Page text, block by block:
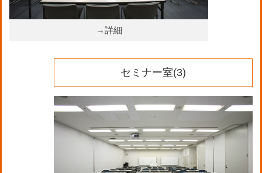
→詳細
セミナー室(3)